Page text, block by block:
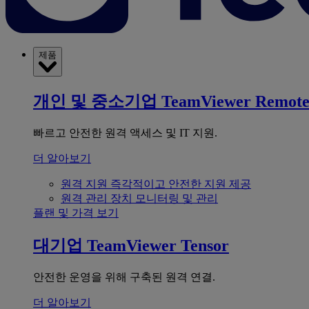
제품
개인 및 중소기업 TeamViewer Remote
빠르고 안전한 원격 액세스 및 IT 지원.
더 알아보기
원격 지원 즉각적이고 안전한 지원 제공
원격 관리 장치 모니터링 및 관리
플랜 및 가격 보기
대기업 TeamViewer Tensor
안전한 운영을 위해 구축된 원격 연결.
더 알아보기